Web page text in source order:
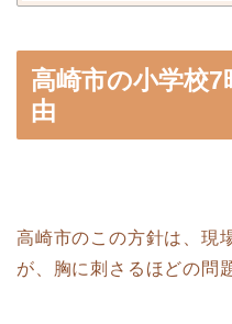
高崎市の小学校
由
高崎市のこの方針は、現
が、胸に刺さるほどの問